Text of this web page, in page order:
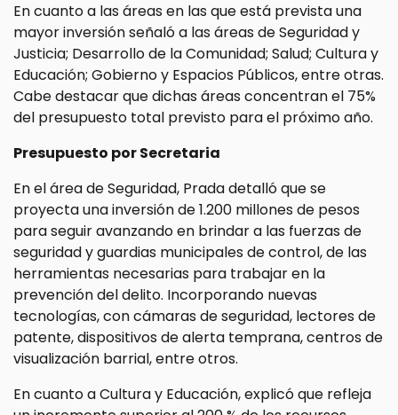
En cuanto a las áreas en las que está prevista una
mayor inversión señaló a las áreas de Seguridad y
Justicia; Desarrollo de la Comunidad; Salud; Cultura y
Educación; Gobierno y Espacios Públicos, entre otras.
Cabe destacar que dichas áreas concentran el 75%
del presupuesto total previsto para el próximo año.
Presupuesto por Secretaria
En el área de Seguridad, Prada detalló que se
proyecta una inversión de 1.200 millones de pesos
para seguir avanzando en brindar a las fuerzas de
seguridad y guardias municipales de control, de las
herramientas necesarias para trabajar en la
prevención del delito. Incorporando nuevas
tecnologías, con cámaras de seguridad, lectores de
patente, dispositivos de alerta temprana, centros de
visualización barrial, entre otros.
En cuanto a Cultura y Educación, explicó que refleja